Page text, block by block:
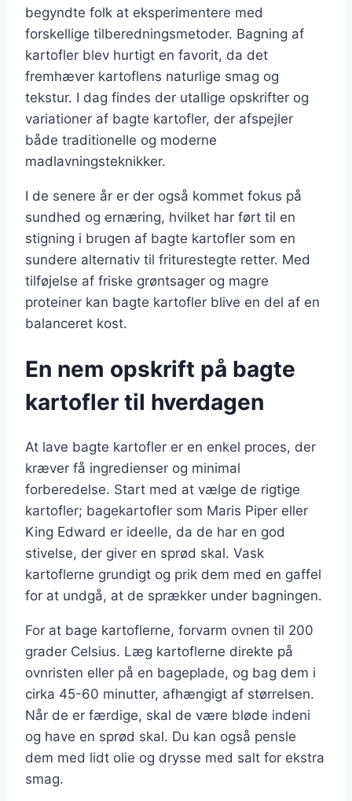
begyndte folk at eksperimentere med
forskellige tilberedningsmetoder. Bagning af
kartofler blev hurtigt en favorit, da det
fremhæver kartoflens naturlige smag og
tekstur. I dag findes der utallige opskrifter og
variationer af bagte kartofler, der afspejler
både traditionelle og moderne
madlavningsteknikker.
I de senere år er der også kommet fokus på
sundhed og ernæring, hvilket har ført til en
stigning i brugen af bagte kartofler som en
sundere alternativ til friturestegte retter. Med
tilføjelse af friske grøntsager og magre
proteiner kan bagte kartofler blive en del af en
balanceret kost.
En nem opskrift på bagte
kartofler til hverdagen
At lave bagte kartofler er en enkel proces, der
kræver få ingredienser og minimal
forberedelse. Start med at vælge de rigtige
kartofler; bagekartofler som Maris Piper eller
King Edward er ideelle, da de har en god
stivelse, der giver en sprød skal. Vask
kartoflerne grundigt og prik dem med en gaffel
for at undgå, at de sprækker under bagningen.
For at bage kartoflerne, forvarm ovnen til 200
grader Celsius. Læg kartoflerne direkte på
ovnristen eller på en bageplade, og bag dem i
cirka 45-60 minutter, afhængigt af størrelsen.
Når de er færdige, skal de være bløde indeni
og have en sprød skal. Du kan også pensle
dem med lidt olie og drysse med salt for ekstra
smag.